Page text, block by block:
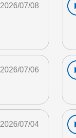
2026/07/08
2026/07/06
2026/07/04